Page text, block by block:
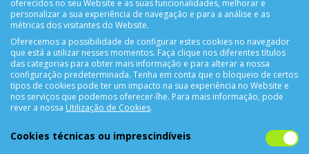
CONTACTOS
4450-042 Matosinhos Portugal
oferecidos no seu Website e as suas funcionalidades, melhorar e
personalizar a sua experiência de navegação e para a análise e as
métricas dos visitantes do Website.
Oferecemos a possibilidade de configurar estes cookies no navegador
que está a utilizar nesses momentos. Faça clique nos diferentes títulos
das categorias para obter mais informação e para alterar a nossa
configuração predeterminada. Tenha em conta que o bloqueio de certos
tipos de cookies pode ter um impacto na sua experiência no Website e
nos serviços que podemos oferecer-lhe. Para mais informação, pode
rever a nossa Utilização de Cookies.
Cookies técnicas ou imprescindíveis